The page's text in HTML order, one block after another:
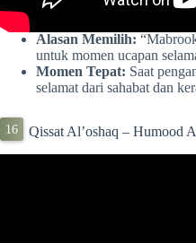
Alasan Memilih:
untuk momen ucapan
Momen Tepat: Saat
selamat dari sahabat dan
Qissat Al’oshaq – Humood